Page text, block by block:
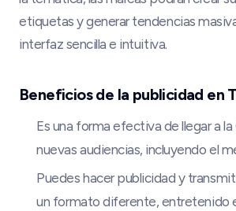
etiquetas y generar tendencias
interfaz sencilla e intuitiva.
Beneficios de la publicidad en
Es una forma efectiva de llegar a
nuevas audiencias, incluyendo el
Puedes hacer publicidad y
un formato diferente, entretenido